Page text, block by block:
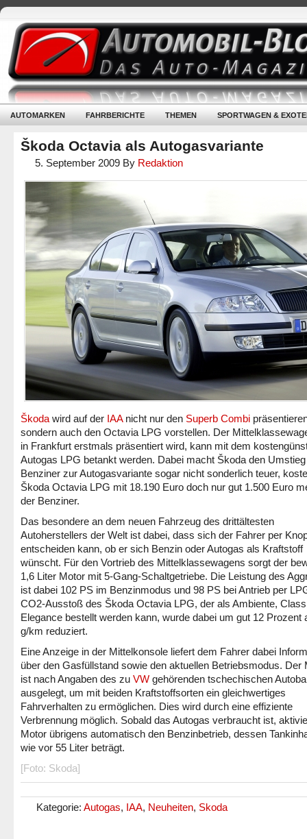
AUTOMARKEN FAHRBERICHTE THEMEN SPORTWAGEN &
Škoda Octavia als Autogasvariante
5. September 2009 By Redaktion
Škoda wird auf der IAAnicht nur den Superb Combi
sondern auch den Octavia LPG vorstellen. Der
in Frankfurt erstmals präsentiert wird, kann mit dem
Autogas LPG betankt werden. Dabei macht Škoda den
Benziner zur Autogasvariante sogar nicht sonderlich teuer,
Škoda Octavia LPG mit 18.190 Euro doch nur gut 1.500 Euro
der Benziner.
Das besondere an dem neuen Fahrzeug des drittältesten
Autoherstellers der Welt ist dabei, dass sich der Fahrer per
entscheiden kann, ob er sich Benzin oder Autogas als Kraftstoff
wünscht. Für den Vortrieb des Mittelklassewagens sorgt der
1,6 Liter Motor mit 5-Gang-Schaltgetriebe. Die Leistung des
ist dabei 102 PS im Benzinmodus und 98 PS bei Antrieb per
CO2-Ausstoß des Škoda Octavia LPG, der als Ambiente,
Elegance bestellt werden kann, wurde dabei um gut 12 Prozent
g/km reduziert.
Eine Anzeige in der Mittelkonsole liefert dem Fahrer dabei
über den Gasfüllstand sowie den aktuellen Betriebsmodus. Der
ist nach Angaben des zu VW gehörenden tschechischen
ausgelegt, um mit beiden Kraftstoffsorten ein gleichwertiges
Fahrverhalten zu ermöglichen. Dies wird durch eine effiziente
Verbrennung möglich. Sobald das Autogas verbraucht ist,
Motor übrigens automatisch den Benzinbetrieb, dessen
wie vor 55 Liter beträgt.
[Foto: Skoda]
Kategorie: Autogas, IAA, Neuheiten, Skoda